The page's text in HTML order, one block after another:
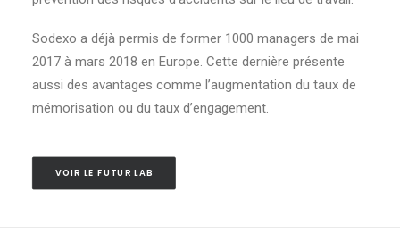
Sodexo a déjà permis de former 1000 managers de mai
2017 à mars 2018 en Europe. Cette dernière présente
aussi des avantages comme l’augmentation du taux de
mémorisation ou du taux d’engagement.
VOIR LE FUTUR LAB